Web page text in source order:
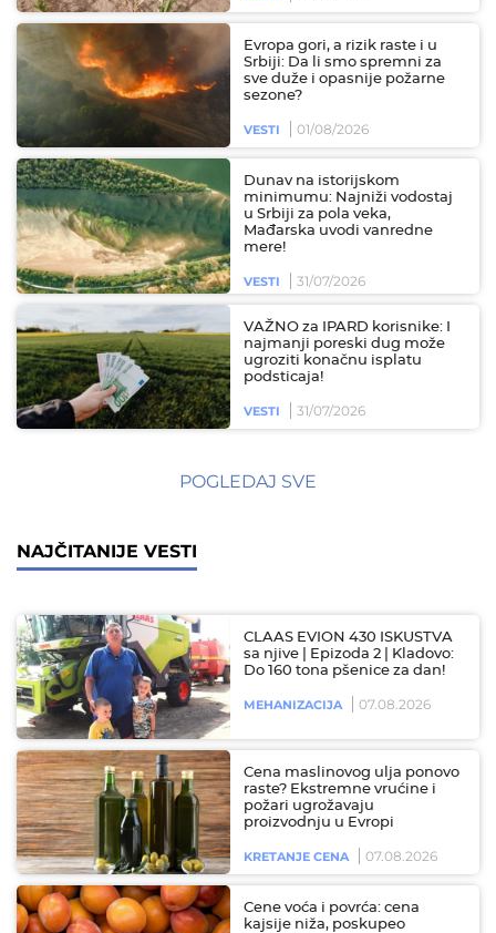
Evropa gori, a rizik raste i u
Srbiji: Da li smo spremni za
sve duže i opasnije požarne
sezone?
VESTI 01/08/2026
Dunav na istorijskom
minimumu: Najniži vodostaj
u Srbiji za pola veka,
Mađarska uvodi vanredne
mere!
VESTI 31/07/2026
VAŽNO za IPARD korisnike: I
najmanji poreski dug može
ugroziti konačnu isplatu
podsticaja!
VESTI 31/07/2026
POGLEDAJ SVE
NAJČITANIJE VESTI
CLAAS EVION 430 ISKUSTVA
sa njive | Epizoda 2 | Kladovo:
Do 160 tona pšenice za dan!
MEHANIZACIJA 07.08.2026
Cena maslinovog ulja ponovo
raste? Ekstremne vrućine i
požari ugrožavaju
proizvodnju u Evropi
KRETANJE CENA 07.08.2026
Cene voća i povrća: cena
kajsije niža, poskupeo